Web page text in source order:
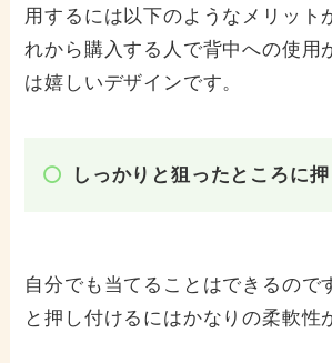
用するには以下のようなメリット
れから購入する人で背中への使用
は嬉しいデザインです。
しっかりと狙ったところに
自分でも当てることはできるので
と押し付けるにはかなりの柔軟性